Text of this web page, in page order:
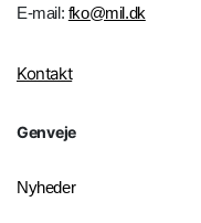
E-mail: fko@mil.dk
Kontakt
Genveje
Nyheder